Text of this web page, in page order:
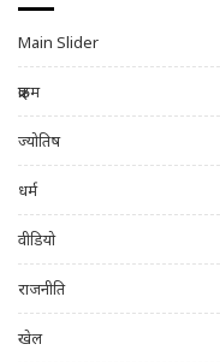
Main Slider
क्राइम
ज्योतिष
धर्म
वीडियो
राजनीति
खेल